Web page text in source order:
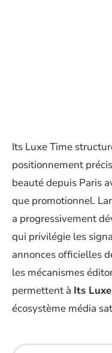
Its Luxe Time
positionnement
beauté depuis Paris
que promotionnel.
a progressivement
qui privilégie les
annonces officielles
les mécanismes
permettent à Its
écosystème média